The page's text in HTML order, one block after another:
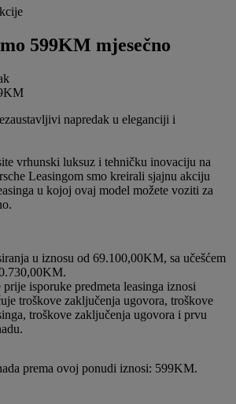
599KM mjesečno
napredak u eleganciji i
vrhunski luksuz i tehničku inovaciju na
Leasingom smo kreirali sjajnu akciju
u kojoj ovaj model možete voziti za
u iznosu od 69.100,00KM, sa učešćem
isporuke predmeta leasinga iznosi
troškove zaključenja ugovora, troškove
troškove zaključenja ugovora i prvu
prema ovoj ponudi iznosi: 599KM.